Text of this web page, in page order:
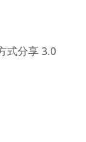
式分享 3.0